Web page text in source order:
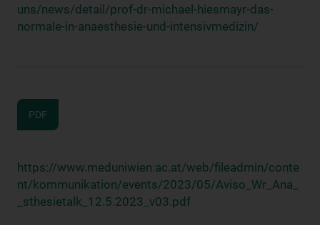
uns/news/detail/prof-dr-michael-hiesmayr-das-
normale-in-anaesthesie-und-intensivmedizin/
PDF
https://www.meduniwien.ac.at/web/fileadmin/conte
nt/kommunikation/events/2023/05/Aviso_Wr_Ana_
_sthesietalk_12.5.2023_v03.pdf